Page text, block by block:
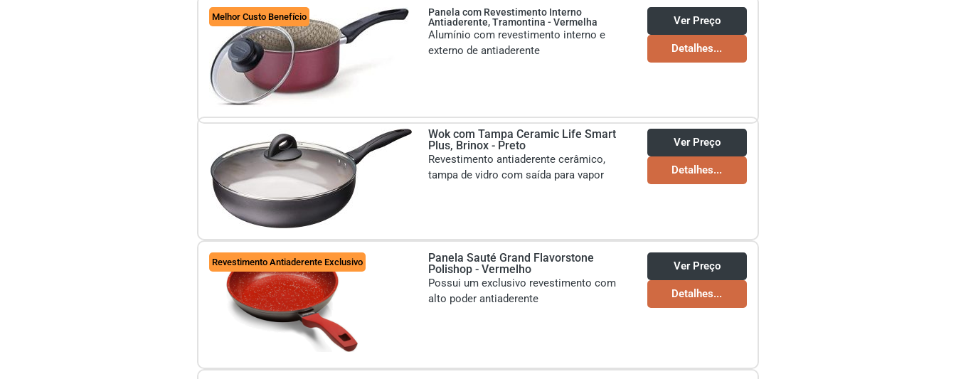
Melhor Custo Benefício
Panela com Revestimento Interno
Antiaderente, Tramontina - Vermelha
Alumínio com revestimento interno e
externo de antiaderente
Ver Preço
Detalhes...
Wok com Tampa Ceramic Life Smart
Plus, Brinox - Preto
Revestimento antiaderente cerâmico,
tampa de vidro com saída para vapor
Ver Preço
Detalhes...
Revestimento Antiaderente Exclusivo
Panela Sauté Grand Flavorstone
Polishop - Vermelho
Possui um exclusivo revestimento com
alto poder antiaderente
Ver Preço
Detalhes...